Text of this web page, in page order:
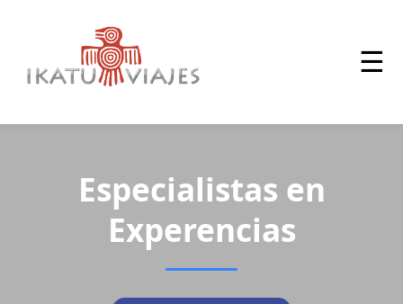
☰
Especialistas en
Experencias